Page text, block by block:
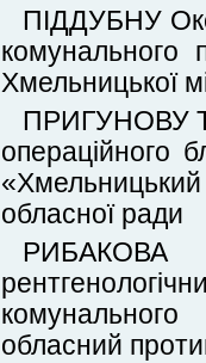
ПІДДУБНУ
комунального
Хмельницької
ПРИГУНОВУ
операційного
обласної ради
РИБАКОВА
обласний